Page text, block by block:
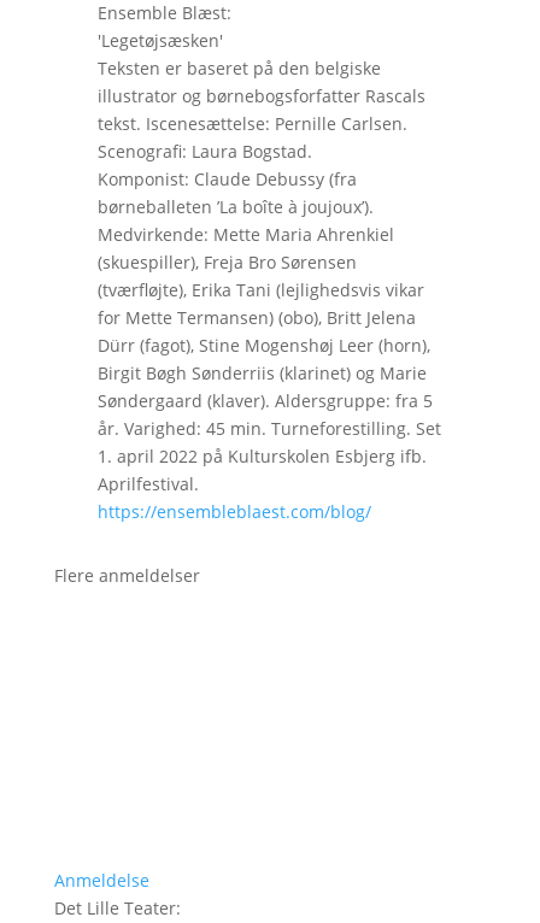
Ensemble Blæst:
'Legetøjsæsken'
Teksten er baseret på den belgiske
illustrator og børnebogsforfatter Rascals
tekst. Iscenesættelse: Pernille Carlsen.
Scenografi: Laura Bogstad.
Komponist: Claude Debussy (fra
børneballeten ’La boîte à joujoux’).
Medvirkende: Mette Maria Ahrenkiel
(skuespiller), Freja Bro Sørensen
(tværfløjte), Erika Tani (lejlighedsvis vikar
for Mette Termansen) (obo), Britt Jelena
Dürr (fagot), Stine Mogenshøj Leer (horn),
Birgit Bøgh Sønderriis (klarinet) og Marie
Søndergaard (klaver). Aldersgruppe: fra 5
år. Varighed: 45 min. Turneforestilling. Set
1. april 2022 på Kulturskolen Esbjerg ifb.
Aprilfestival.
https://ensembleblaest.com/blog/
Flere anmeldelser
Anmeldelse
Det Lille Teater: